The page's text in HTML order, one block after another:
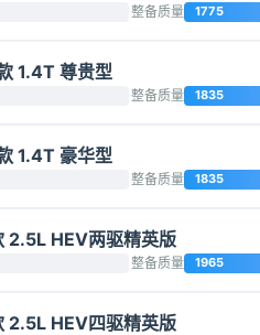
整备质量 1775
1.4T 尊贵型
整备质量 1835
1.4T 豪华型
整备质量 1835
2.5L HEV两驱精英版
整备质量 1965
2.5L HEV四驱精英版